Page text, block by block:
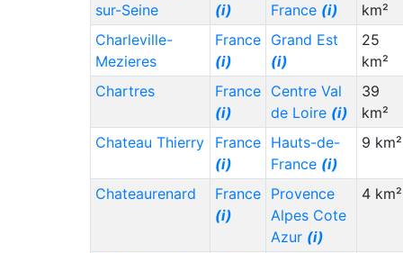
Gambia (GM)
6,000
3,000
Uruguay (UY)
(i) 5,000
1,000
Trinidad & Tobago
(TT)
5,000 ***
Slovakia (SK)(i) 5,000
3,000
Seychelles (SC)
(i) 5,000
8,000
Qatar (QA)(i) 5,000
25,000
5,000
5,000
5,000 35,000
sur-Seine
(i)
France (i)
km²
Charleville-
Mezieres
France
(i)
Grand Est
(i)
25
km²
Chartres
France
(i)
Centre Val
de Loire (i)
39
km²
Chateau Thierry
France
(i)
Hauts-de-
France (i)
9 km²
Chateaurenard
France
(i)
Provence
Alpes Cote
Azur (i)
4 km²